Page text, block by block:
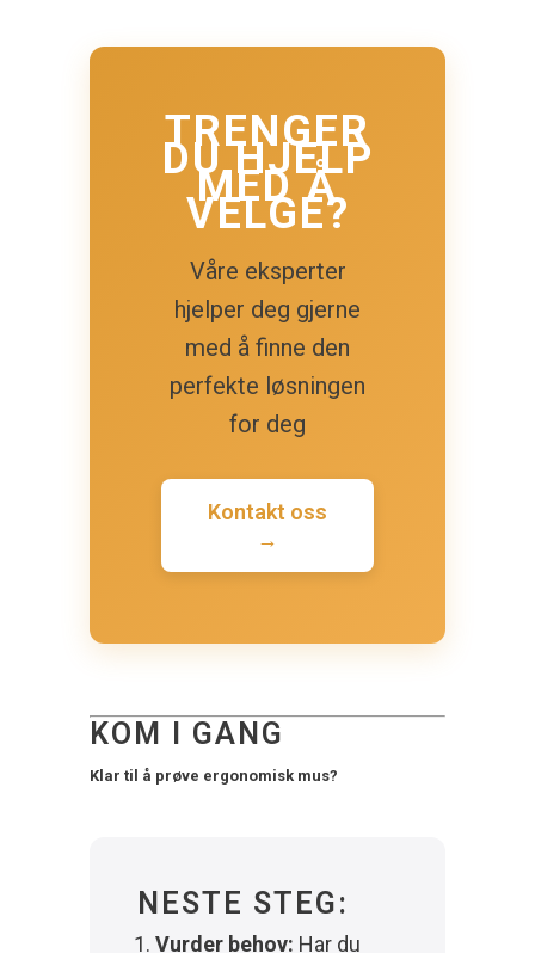
TRENGER
DU HJELP
MED Å
VELGE?
Våre eksperter
hjelper deg gjerne
med å finne den
perfekte løsningen
for deg
Kontakt oss
→
KOM I GANG
Klar til å prøve ergonomisk mus?
NESTE STEG:
Vurder behov: Har du